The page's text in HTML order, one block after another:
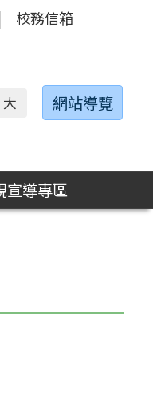
校務信箱
大 網站導覽
宣導專區